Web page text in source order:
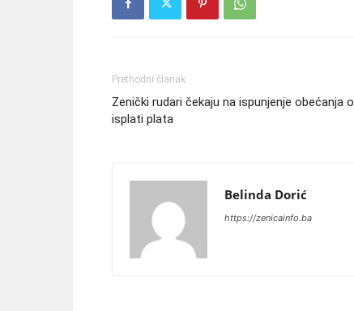
Prethodni članak
Zenički rudari čekaju na ispunjenje obećanja o
isplati plata
Belinda Dorić
https://zenicainfo.ba